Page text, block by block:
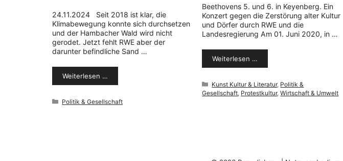
24.11.2024 Seit 2018 ist klar, die
Klimabewegung konnte sich durchsetzen
und der Hambacher Wald wird nicht
gerodet. Jetzt fehlt RWE aber der
darunter befindliche Sand …
Weiterlesen …
Kategorien
Politik & Gesellschaft
Beethovens 5. und 6. in Keyenberg. Ein
Konzert gegen die Zerstörung alter Kultur
und Dörfer durch RWE und die
Landesregierung Am 01. Juni 2020, in …
Weiterlesen …
Kategorien
Kunst Kultur & Literatur, Politik &
Gesellschaft Protestkultur,Wirtschaft & Umwelt